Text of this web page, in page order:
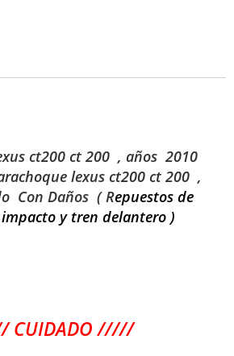
ct200 ct 200 , años 2010
lexus ct200 ct 200 ,
Con Daños ( Repuestos de
y tren delantero )
CUIDADO /////